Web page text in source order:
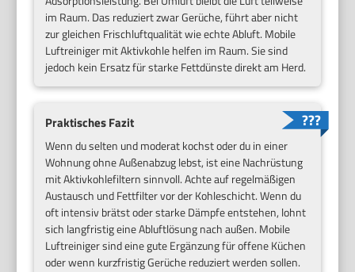
im Raum. Das reduziert zwar Gerüche, führt aber nicht
zur gleichen Frischluftqualität wie echte Abluft. Mobile
Luftreiniger mit Aktivkohle helfen im Raum. Sie sind
jedoch kein Ersatz für starke Fettdünste direkt am Herd.
Praktisches Fazit
Wenn du selten und moderat kochst oder du in einer
Wohnung ohne Außenabzug lebst, ist eine Nachrüstung
mit Aktivkohlefiltern sinnvoll. Achte auf regelmäßigen
Austausch und Fettfilter vor der Kohleschicht. Wenn du
oft intensiv brätst oder starke Dämpfe entstehen, lohnt
sich langfristig eine Abluftlösung nach außen. Mobile
Luftreiniger sind eine gute Ergänzung für offene Küchen
oder wenn kurzfristig Gerüche reduziert werden sollen.